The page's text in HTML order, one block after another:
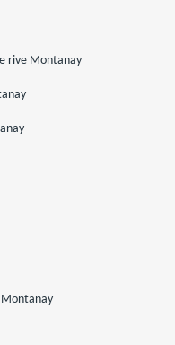
rive Montanay